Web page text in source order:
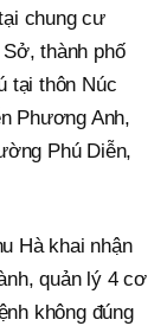
chung cư
thành phố
tại thôn Núc
Phương Anh,
Phú Diễn,
Hà khai nhận
quản lý 4 cơ
không đúng